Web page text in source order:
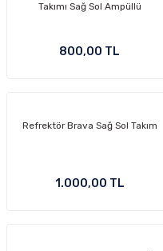
Takımı Sağ Sol Ampüllü
800,00 TL
Refrektör Brava Sağ Sol Takım
1.000,00 TL